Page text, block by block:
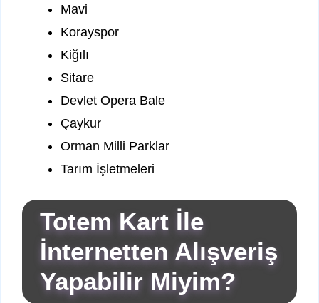
Mavi
Korayspor
Kiğılı
Sitare
Devlet Opera Bale
Çaykur
Orman Milli Parklar
Tarım İşletmeleri
Totem Kart İle
İnternetten Alışveriş
Yapabilir Miyim?